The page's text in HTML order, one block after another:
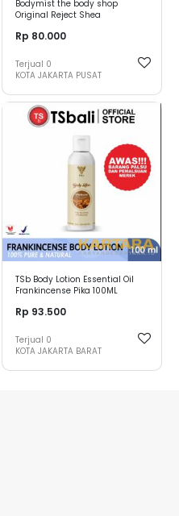
Bodymist the body shop
Original Reject Shea
Rp 80.000
Terjual 0
KOTA JAKARTA PUSAT
TSb Body Lotion Essential Oil
Frankincense Pika 100ML
Rp 93.500
Terjual 0
KOTA JAKARTA BARAT